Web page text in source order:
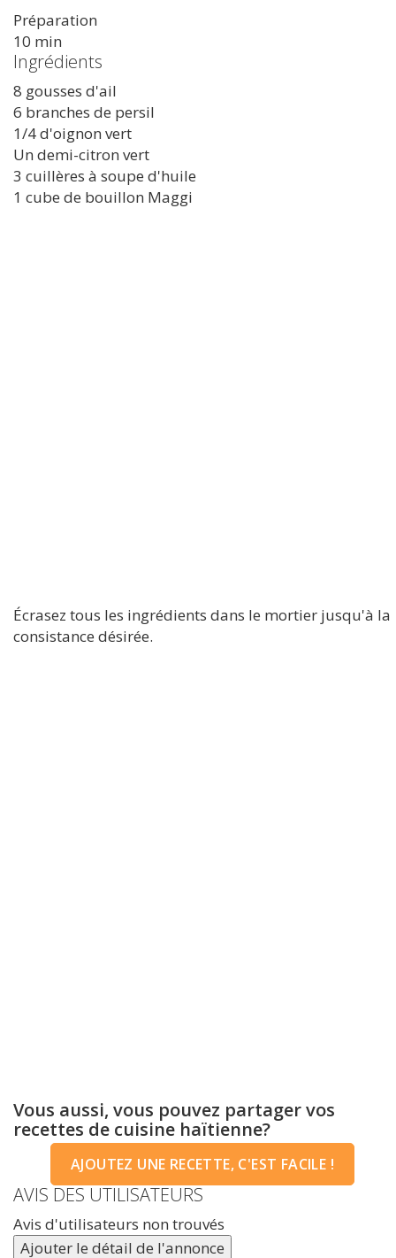
Préparation
10 min
Ingrédients
8 gousses d'ail
6 branches de persil
1/4 d'oignon vert
Un demi-citron vert
3 cuillères à soupe d'huile
1 cube de bouillon Maggi
Écrasez tous les ingrédients dans le mortier jusqu'à la
consistance désirée.
Vous aussi, vous pouvez partager vos
recettes de cuisine haïtienne?
AJOUTEZ UNE RECETTE, C'EST FACILE !
AVIS DES UTILISATEURS
Avis d'utilisateurs non trouvés
Ajouter le détail de l'annonce